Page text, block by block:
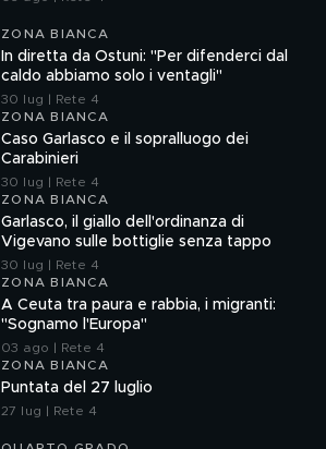
ZONA BIANCA
In diretta da Ostuni: "Per difenderci dal
caldo abbiamo solo i ventagli"
30 lug | Rete 4
ZONA BIANCA
Caso Garlasco e il sopralluogo dei
Carabinieri
30 lug | Rete 4
ZONA BIANCA
Garlasco, il giallo dell'ordinanza di
Vigevano sulle bottiglie senza tappo
30 lug | Rete 4
ZONA BIANCA
A Ceuta tra paura e rabbia, i migranti:
"Sognamo l'Europa"
03 ago | Rete 4
ZONA BIANCA
Puntata del 27 luglio
27 lug | Rete 4